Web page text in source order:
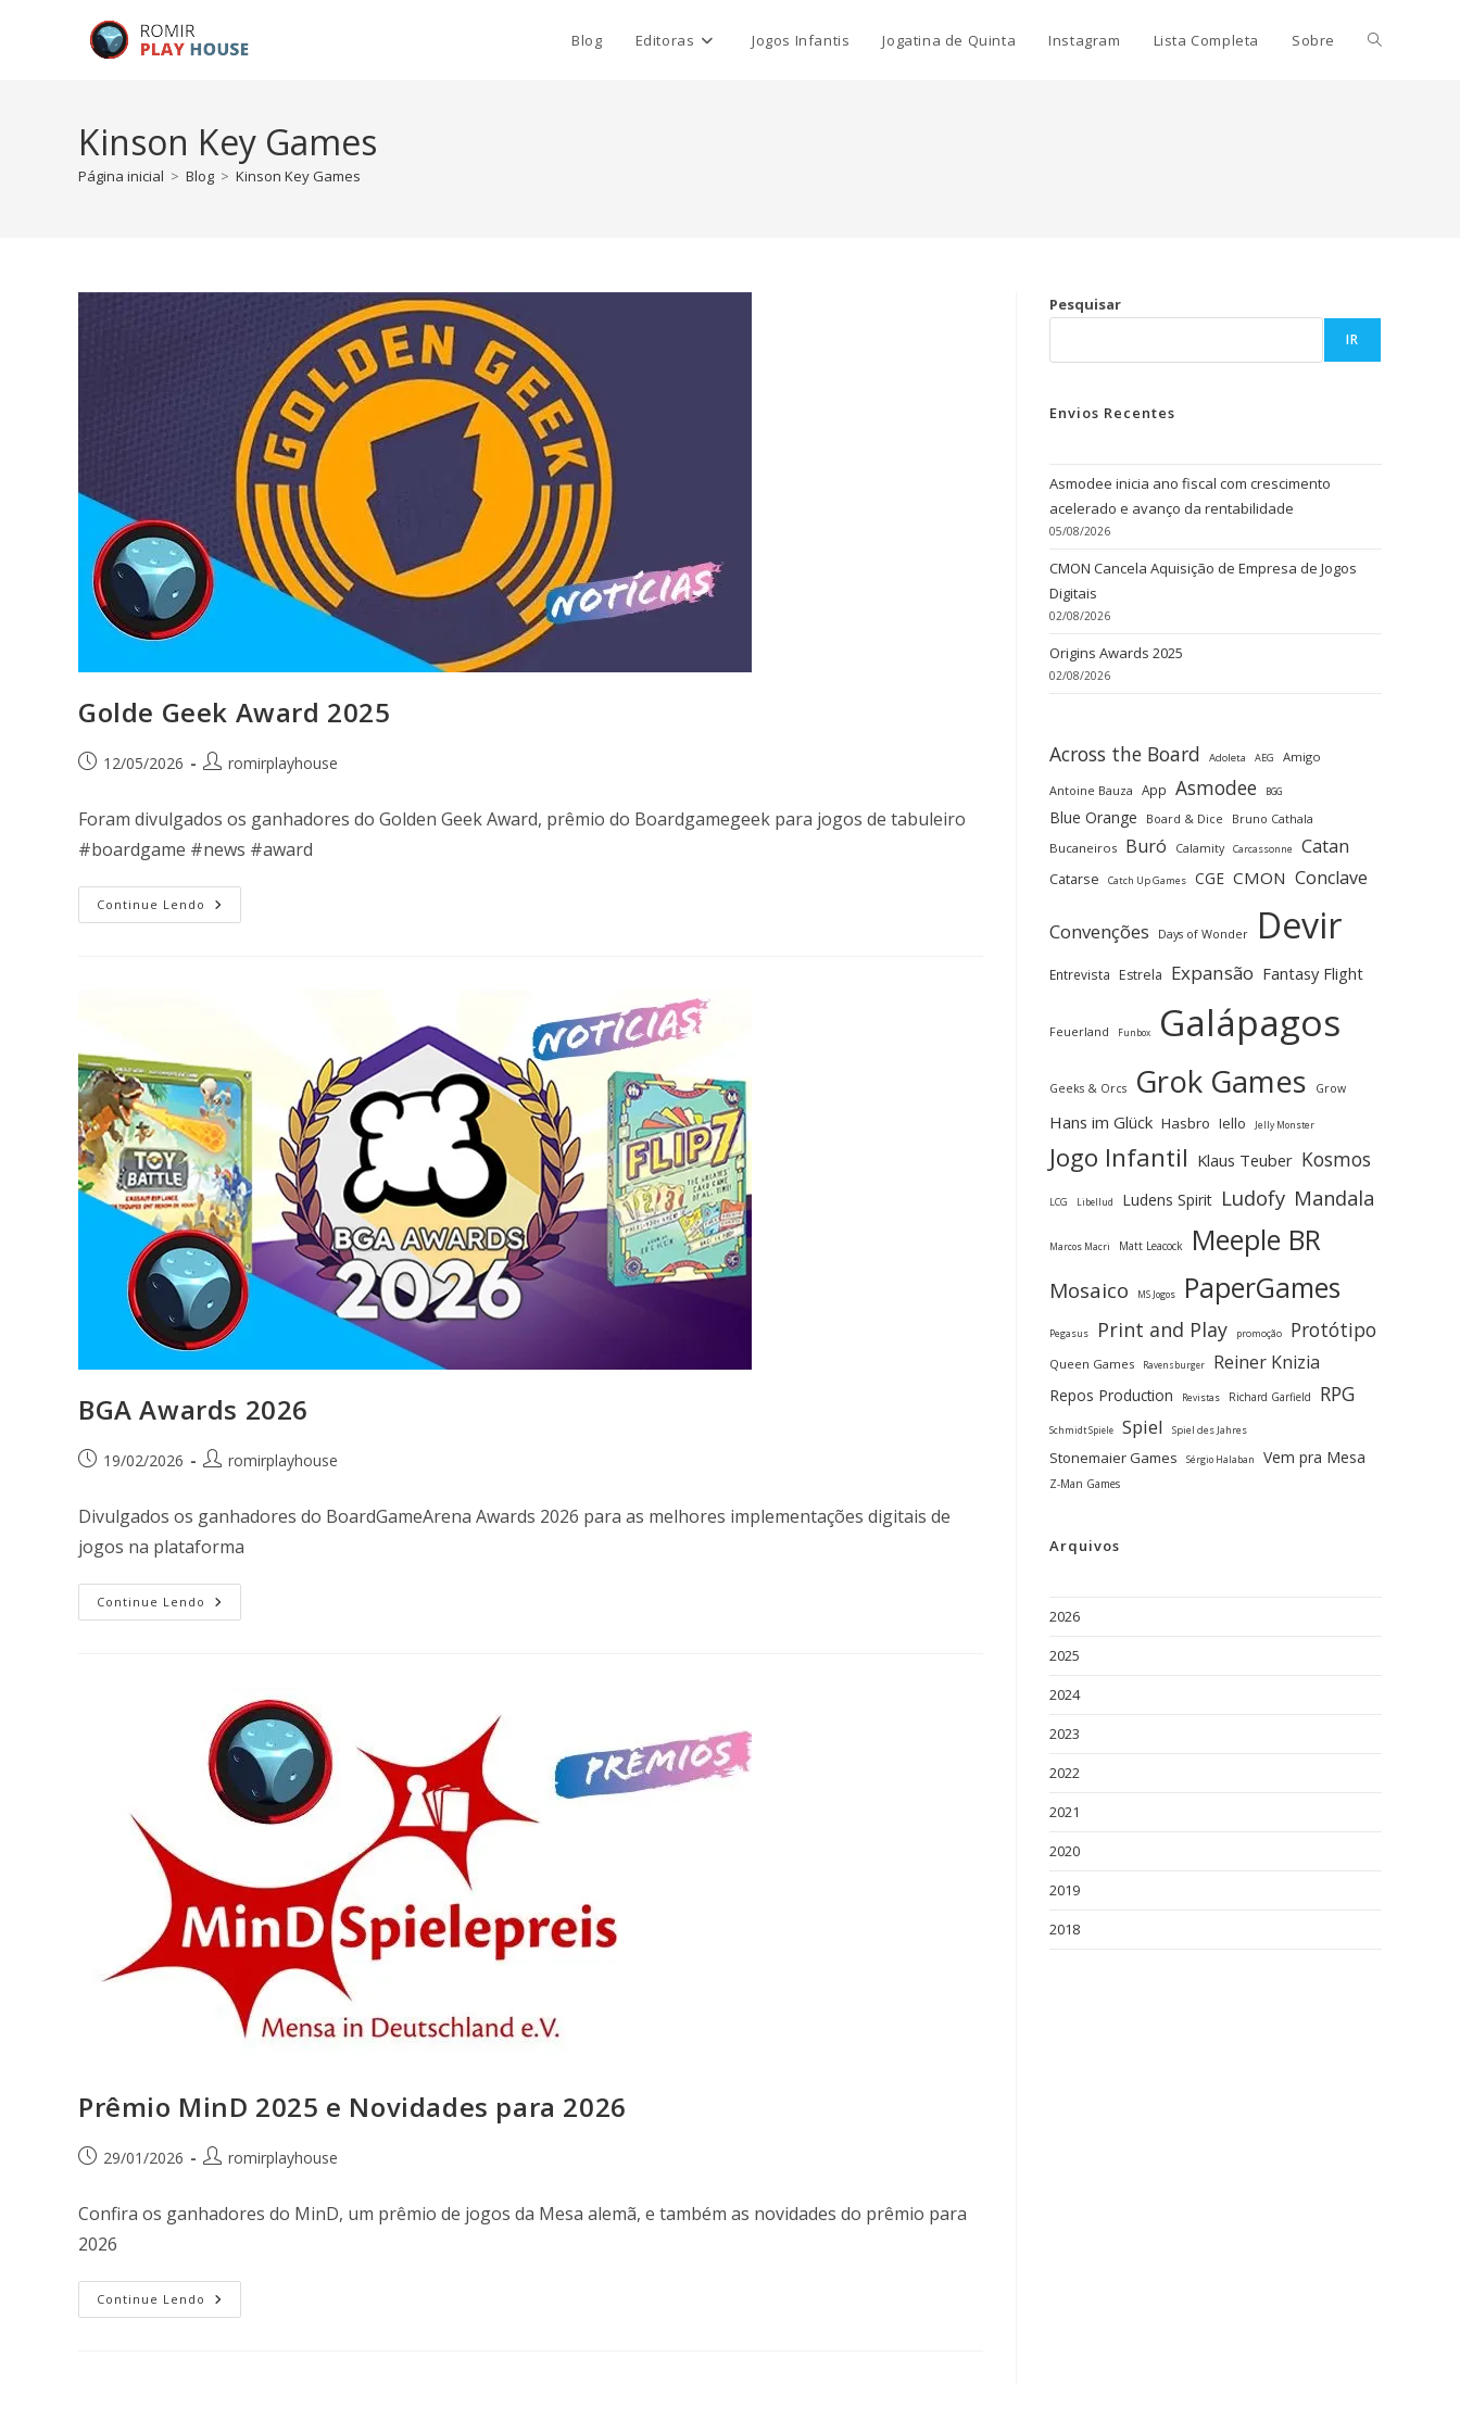
Blog Editoras Jogos Infantis Jogatina de Quinta Instagram Lista Completa Sobre
Kinson Key Games
Página inicial > Blog > Kinson Key Games
Golde Geek Award 2025
12/05/2026 romirplayhouse
Foram divulgados os ganhadores do Golden Geek Award, prêmio do Boardgamegeek para jogos de tabuleiro
#boardgame #news #award
Continue Lendo
BGA Awards 2026
19/02/2026 romirplayhouse
Divulgados os ganhadores do BoardGameArena Awards 2026 para as melhores implementações digitais de
jogos na plataforma
Continue Lendo
Prêmio MinD 2025 e Novidades para 2026
29/01/2026 romirplayhouse
Confira os ganhadores do MinD, um prêmio de jogos da Mesa alemã, e também as novidades do prêmio para
2026
Continue Lendo
Pesquisar
IR
Envios Recentes
Asmodee inicia ano fiscal com crescimento
acelerado e avanço da rentabilidade
05/08/2026
CMON Cancela Aquisição de Empresa de Jogos
Digitais
02/08/2026
Origins Awards 2025
02/08/2026
Across the Board Adoleta AEG Amigo
Antoine Bauza App Asmodee BGG
Blue Orange Board & Dice
Bruno Cathala
Bucaneiros Buró Calamity Carcassonne Catan
Catarse Catch Up Games CGE CMON Conclave
Convenções Days of Wonder Devir
Entrevista Estrela Expansão Fantasy Flight
Feuerland Funbox Galápagos
Geeks & Orcs Grok Games Grow
Hans im Glück Hasbro Iello Jelly Monster
Jogo Infantil Klaus Teuber Kosmos
LCG Libellud Ludens Spirit Ludofy Mandala
Marcos Macri Matt Leacock Meeple BR
Mosaico MS Jogos PaperGames
Pegasus Print and Play promoção Protótipo
Queen Games Ravensburger Reiner Knizia
Repos Production Revistas Richard Garfield RPG
Schmidt Spiele Spiel Spiel des Jahres
Stonemaier Games Sérgio Halaban Vem pra Mesa
Z-Man Games
Arquivos
2026
2025
2024
2023
2022
2021
2020
2019
2018